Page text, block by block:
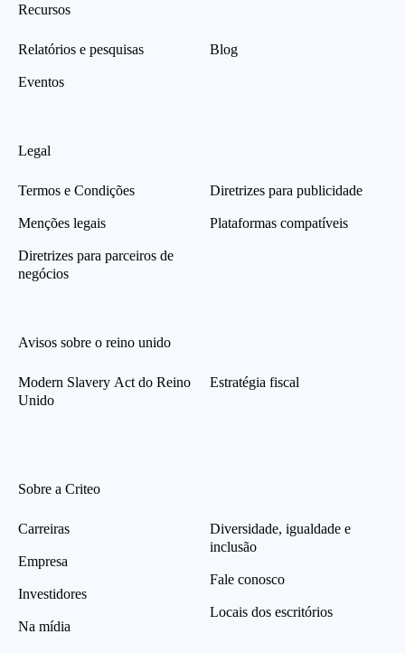
Recursos
Relatórios e pesquisas
Eventos
Blog
Legal
Termos e Condições
Menções legais
Diretrizes para parceiros de
negócios
Diretrizes para publicidade
Plataformas compatíveis
Avisos sobre o reino unido
Modern Slavery Act do Reino
Unido
Estratégia fiscal
Sobre a Criteo
Carreiras
Empresa
Investidores
Na mídia
Diversidade, igualdade e
inclusão
Fale conosco
Locais dos escritórios